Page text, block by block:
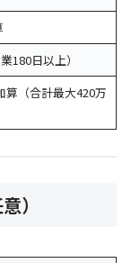
180日以上）
算（合計最大420万
）